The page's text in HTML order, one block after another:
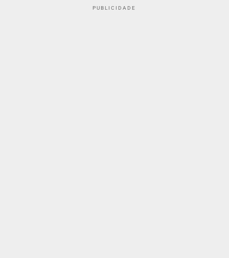
PUBLICIDADE